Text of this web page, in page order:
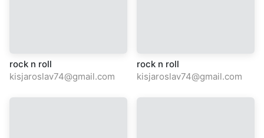
rock n roll
kisjaroslav74@gmail.com
rock n roll
kisjaroslav74@gmail.com